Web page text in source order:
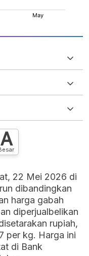
A
22 Mei 2026 di
dibandingkan
harga gabah
diperjualbelikan
rupiah,
per kg. Harga ini
di Bank